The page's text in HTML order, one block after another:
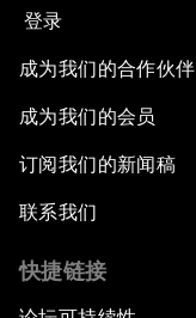
登录
成为我们的合作伙伴
成为我们的会员
订阅我们的新闻稿
联系我们
快捷链接